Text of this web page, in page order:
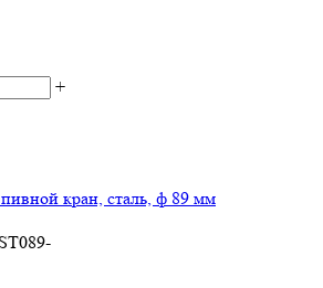
+
кран, сталь, ф 89 мм